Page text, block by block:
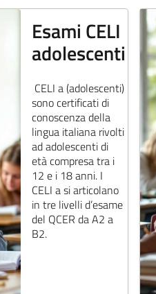
Esami CELI
adolescenti
CELI a (adolescenti)
sono certificati di
conoscenza della
lingua italiana rivolti
ad adolescenti di
età compresa tra i
12 e i 18 anni. I
CELI a si articolano
in tre livelli d’esame
del QCER da A2 a
B2.